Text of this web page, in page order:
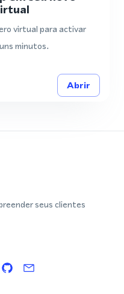
virtual para activar
minutos.
Abrir
seus clientes